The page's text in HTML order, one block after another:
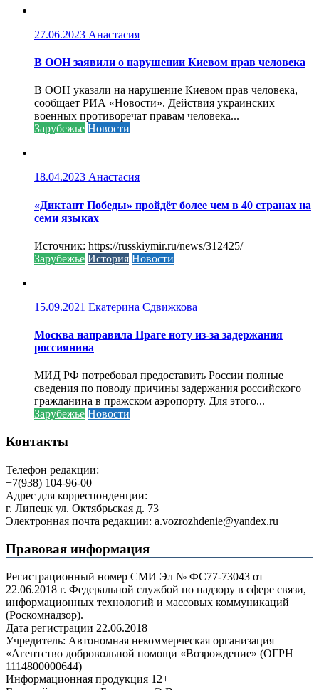
27.06.2023 Анастасия
В ООН заявили о нарушении Киевом прав человека
В ООН указали на нарушение Киевом прав человека,
сообщает РИА «Новости». Действия украинских
военных противоречат правам человека...
Зарубежье Новости
18.04.2023 Анастасия
«Диктант Победы» пройдёт более чем в 40 странах на
семи языках
Источник: https://russkiymir.ru/news/312425/
Зарубежье История Новости
15.09.2021 Екатерина Сдвижкова
Москва направила Праге ноту из-за задержания
россиянина
МИД РФ потребовал предоставить России полные
сведения по поводу причины задержания российского
гражданина в пражском аэропорту. Для этого...
Зарубежье Новости
Контакты
Телефон редакции:
+7(938) 104-96-00
Адрес для корреспонденции:
г. Липецк ул. Октябрьская д. 73
Электронная почта редакции: a.vozrozhdenie@yandex.ru
Правовая информация
Регистрационный номер СМИ Эл № ФС77-73043 от
22.06.2018 г. Федеральной службой по надзору в сфере связи,
информационных технологий и массовых коммуникаций
(Роскомнадзор).
Дата регистрации 22.06.2018
Учредитель: Автономная некоммерческая организация
«Агентство добровольной помощи «Возрождение» (ОГРН
1114800000644)
Информационная продукция 12+